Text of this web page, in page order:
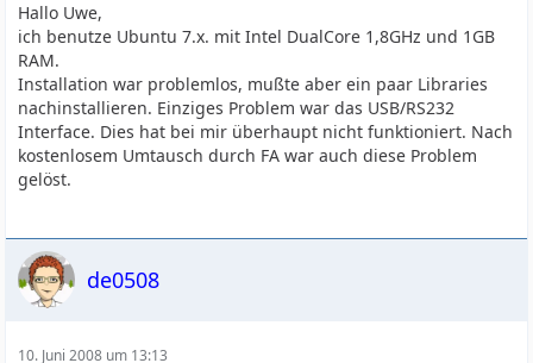
Hallo Uwe,
ich benutze Ubuntu 7.x. mit Intel DualCore 1,8GHz und 1GB
RAM.
Installation war problemlos, mußte aber ein paar Libraries
nachinstallieren. Einziges Problem war das USB/RS232
Interface. Dies hat bei mir überhaupt nicht funktioniert. Nach
kostenlosem Umtausch durch FA war auch diese Problem
gelöst.
de0508
10. Juni 2008 um 13:13